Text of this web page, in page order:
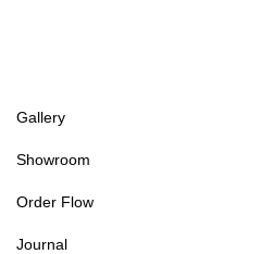
Gallery
Showroom
Order Flow
Journal